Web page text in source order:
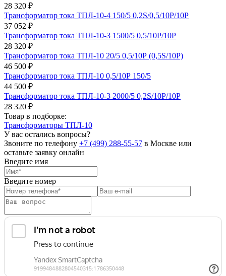
28 320 ₽
Трансформатор тока ТПЛ-10-4 150/5 0,2S/0,5/10Р/10Р
37 052 ₽
Трансформатор тока ТПЛ-10-3 1500/5 0,5/10Р/10Р
28 320 ₽
Трансформатор тока ТПЛ-10 20/5 0,5/10Р (0,5S/10Р)
46 500 ₽
Трансформатор тока ТПЛ-10 0,5/10Р 150/5
44 500 ₽
Трансформатор тока ТПЛ-10-3 2000/5 0,2S/10Р/10Р
28 320 ₽
Товар в подборке:
Трансформаторы ТПЛ-10
У вас остались вопросы?
Звоните по телефону +7 (499) 288-55-57 в Москве или
оставьте заявку онлайн
Введите имя
Введите номер